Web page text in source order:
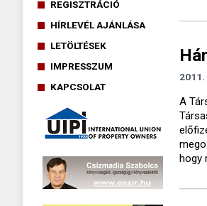
REGISZTRÁCIÓ
HÍRLEVÉL AJÁNLÁSA
LETÖLTÉSEK
IMPRESSZUM
KAPCSOLAT
A
hogy